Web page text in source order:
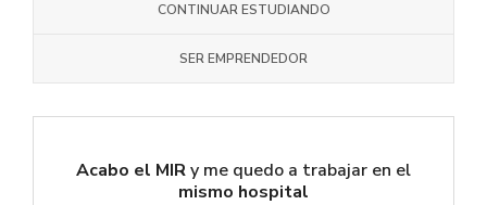
CONTINUAR ESTUDIANDO
SER EMPRENDEDOR
Acabo el MIRy me quedo a trabajar en el
mismo hospital